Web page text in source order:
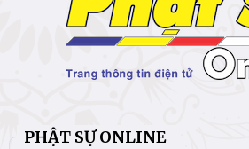
PHẬT SỰ ONLINE